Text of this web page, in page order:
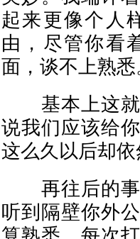
起来更像个人
由，尽管你看
面，谈不上熟悉
基本上这就
说我们应该给
这么久以后却
再往后的事
听到隔壁你外